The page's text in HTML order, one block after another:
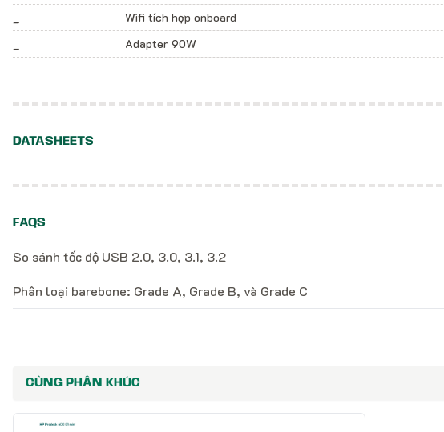
Wifi tích hợp onboard
Adapter 90W
DATASHEETS
FAQS
So sánh tốc độ USB 2.0, 3.0, 3.1, 3.2
Phân loại barebone: Grade A, Grade B, và Grade C
CÙNG PHÂN KHÚC